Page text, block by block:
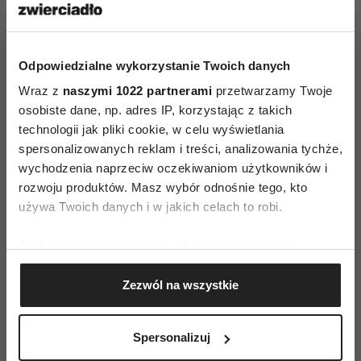
Odpowiedzialne wykorzystanie Twoich danych
Wraz z naszymi 1022 partnerami przetwarzamy Twoje
osobiste dane, np. adres IP, korzystając z takich
technologii jak pliki cookie, w celu wyświetlania
spersonalizowanych reklam i treści, analizowania tychże,
wychodzenia naprzeciw oczekiwaniom użytkowników i
rozwoju produktów. Masz wybór odnośnie tego, kto
używa Twoich danych i w jakich celach to robi.
Gromadzić dane dotyczące Twojej lokalizacji
geograficznej z dokładnością nawet do kilku metrów
Identyfikować Twoje urządzenie, aktywnie
(fingerprinting, czyli wirtualny odcisk palca)
Zezwól na wszystkie
Spersonalizuj
(Fot. Materiały prasowe)
Za reżyserię filmu odpowiada Tadeusz Śliwa,
twórca „(Nie)znajomych” i serialu „Gang
Zielonej Rękawiczki”. Tym razem sięgnął po
i sposób, w jaki bohaterowie poznają siebie
Dużą rolę odgrywa również